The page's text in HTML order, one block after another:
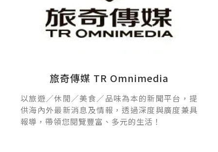
旅奇傳媒 TR Omnimedia
以旅遊／休閒／美食／品味為本的新聞平台，提
供海內外最新消息及情報，透過深度與廣度兼具
報導，帶領您閱覽豐富、多元的生活！